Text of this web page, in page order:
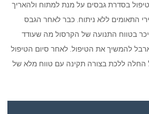
טיפול בסדרת גבסים על מנת למתוח ולהאריך
התאומים ללא ניתוח. כבר לאחר הגבס
בטווח התנועה של הקרסול מה שעודד
להמשיך את הטיפול. לאחר סיום הטיפול
החלה ללכת בצורה תקינה עם טווח מלא של